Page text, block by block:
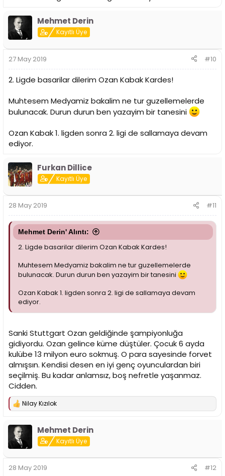
Mehmet Derin
Kayıtlı Üye
27 May 2019 #10
2. Ligde basarilar dilerim Ozan Kabak Kardes!
Muhtesem Medyamiz bakalim ne tur guzellemelerde
bulunacak. Durun durun ben yazayim bir tanesini
Ozan Kabak 1. ligden sonra 2. ligi de sallamaya devam
ediyor.
Furkan Dillice
Kayıtlı Üye
28 May 2019 #11
Mehmet Derin' Alıntı:
2. Ligde basarilar dilerim Ozan Kabak Kardes!
Muhtesem Medyamiz bakalim ne tur guzellemelerde
bulunacak. Durun durun ben yazayim bir tanesini
Ozan Kabak 1. ligden sonra 2. ligi de sallamaya devam
ediyor.
Sanki Stuttgart Ozan geldiğinde şampiyonluğa
gidiyordu. Ozan gelince küme düştüler. Çocuk 6 ayda
kulübe 13 milyon euro sokmuş. O para sayesinde forvet
almışsın. Kendisi desen en iyi genç oyunculardan biri
seçilmiş. Bu kadar anlamsız, boş nefretle yaşanmaz.
Cidden.
T
k
l
:
Nilay Kızılok
Mehmet Derin
Kayıtlı Üye
28 May 2019 #12